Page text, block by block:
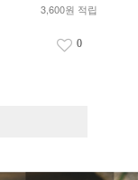
3,600원 적립
0